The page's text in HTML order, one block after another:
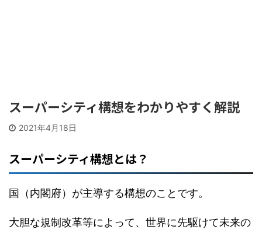
スーパーシティ構想をわかりやすく解説
2021年4月18日
スーパーシティ構想とは？
国（内閣府）が主導する構想のことです。
大胆な規制改革等によって、世界に先駆けて未来の